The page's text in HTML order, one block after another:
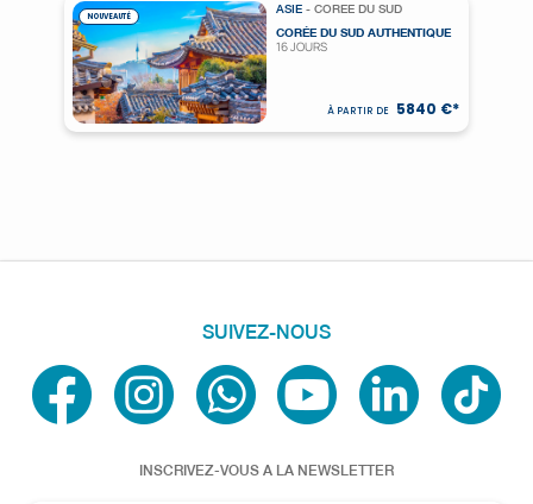
ASIE - COREE DU SUD
CORÉE DU SUD AUTHENTIQUE
16 JOURS
À PARTIR DE 5840 €*
NOUVEAUTÉ
SUIVEZ-NOUS
INSCRIVEZ-VOUS A LA NEWSLETTER